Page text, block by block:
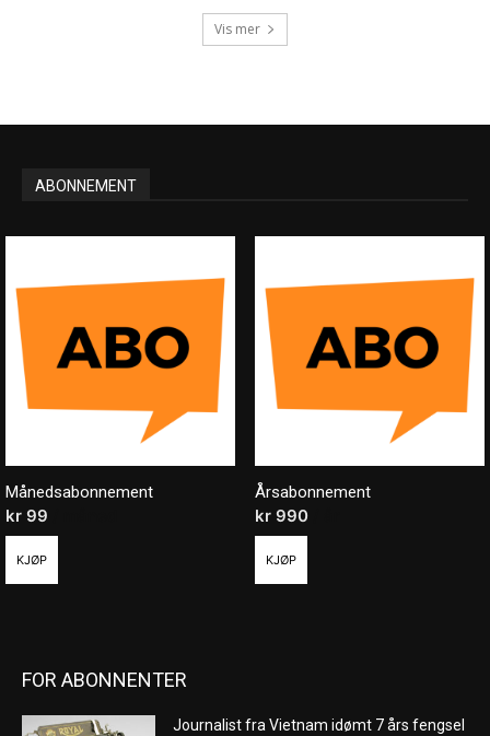
Vis mer
ABONNEMENT
Månedsabonnement
kr 99
KJØP
Årsabonnement
kr990
KJØP
FOR ABONNENTER
Journalist fra Vietnam idømt 7 års fengsel